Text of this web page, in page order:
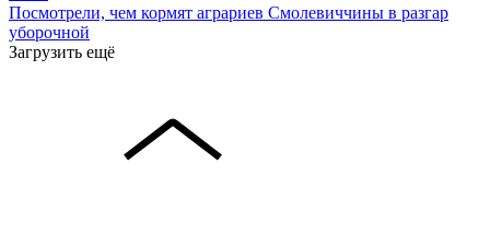
Посмотрели, чем кормят аграриев Смолевиччины в разгар
уборочной
Загрузить ещё